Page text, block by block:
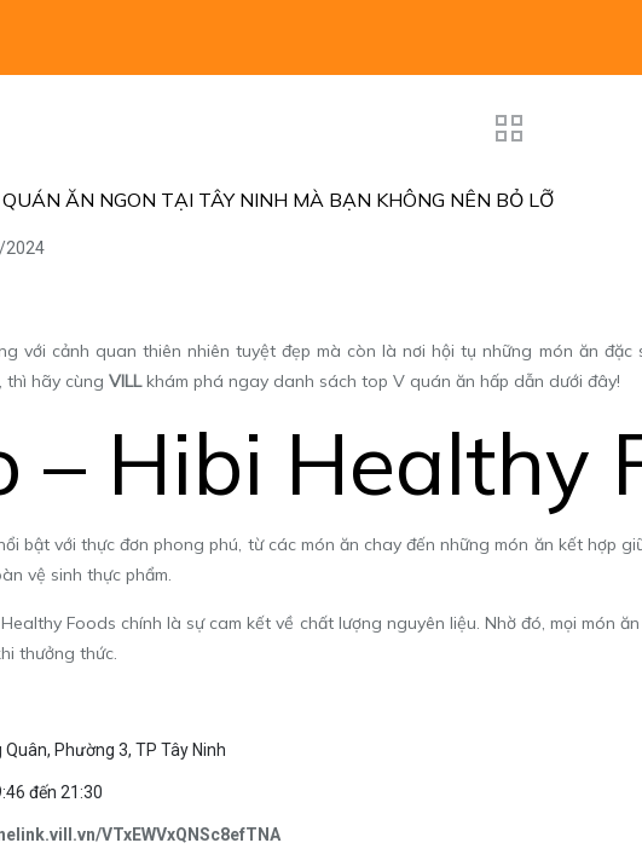
ĂN NGON TẠI TÂY NINH MÀ BẠN KHÔNG NÊN BỎ LỠ
2024
với cảnh quan thiên nhiên tuyệt đẹp mà còn là nơi hội tụ những món ăn
thì hãy cùngVILLkhám phá ngay danh sách top V quán ăn hấp dẫn dưới đây!
– Hibi Healthy
bật với thực đơn phong phú, từ các món ăn chay đến những món ăn kết hợp
vệ sinh thực phẩm.
Foods chính là sự cam kết về chất lượng nguyên liệu. Nhờ đó, mọi món
thưởng thức.
Phường 3, TP Tây Ninh
đến 21:30
VTxEWVxQNSc8efTNA